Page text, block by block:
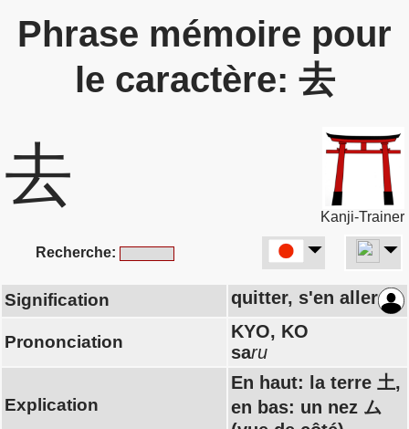
Phrase mémoire pour
le caractère: 去
去
Kanji-Trainer
Recherche:
Signification quitter, s'en aller
Prononciation
KYO, KO
saru
Explication
En haut: la terre 土,
en bas: un nez ム